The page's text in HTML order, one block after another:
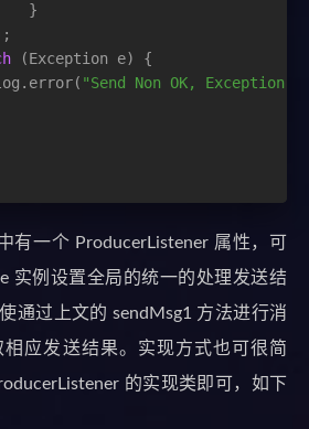
}
(Exception e) {
"Send Non OK, Exception:
有一个 ProducerListener 属性，可
实例设置全局的统一的处理发送结
通过上文的 sendMsg1 方法进行消
应发送结果。实现方式也可很简
的实现类即可，如下